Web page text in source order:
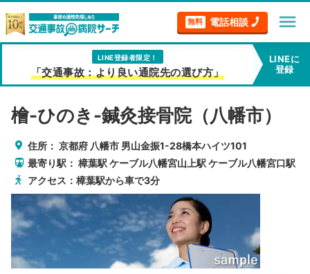
無料 電話相談 menu
LINE登録者限定！
「交通事故：より良い通院先の選び方」
LINEに
登録
檜-ひのき-鍼灸接骨院（八幡市）
住所：京都府 八幡市 男山金振1-28橋本ハイツ101
最寄り駅：樟葉駅 ケーブル八幡宮山上駅 ケーブル八幡宮口駅
アクセス：樟葉駅から車で3分